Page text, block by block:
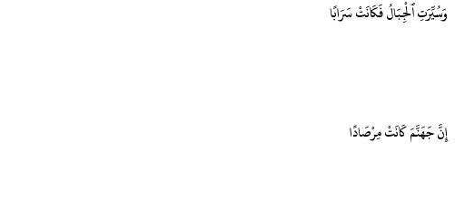
وَسُيِّرَتِ ٱلْجِبَالُ فَكَانَتْ سَرَابًا
إِنَّ جَهَنَّمَ كَانَتْ مِرْصَادًا